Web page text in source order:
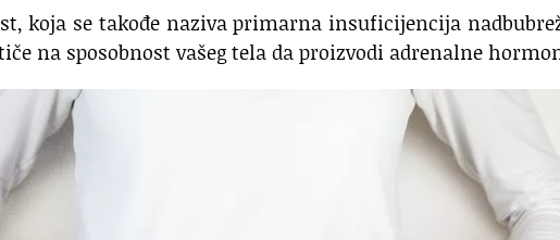
koja se takođe naziva primarna insuficijencija
na sposobnost vašeg tela da proizvodi adrenalne